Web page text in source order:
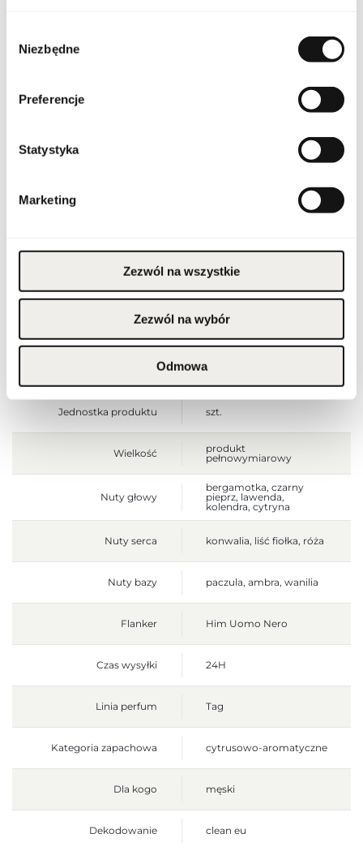
zgody
Niezbędne
Preferencje
Statystyka
Marketing
Zezwól na wszystkie
Zezwól na wybór
Odmowa
Produkt łatwopalny.
Trzymać z dala od ognia
Przechowywać poza
chłodnym miejscu. Nie
Wyłącznie do użytku
[mm]
[mm]
125
Głębokość opakowania
50
Waga brutto [g] 430
Jednostka produktu szt.
Wielkość
produkt
pełnowymiarowy
Nuty głowy
bergamotka, czarny
pieprz, lawenda,
kolendra, cytryna
Nuty serca konwalia, liść fiołka, róża
Nuty bazy paczula, ambra, wanilia
Flanker Him Uomo Nero
Czas wysyłki 24H
Linia perfum Tag
Kategoria zapachowa cytrusowo-aromatyczne
Dla kogo męski
Dekodowanie clean eu